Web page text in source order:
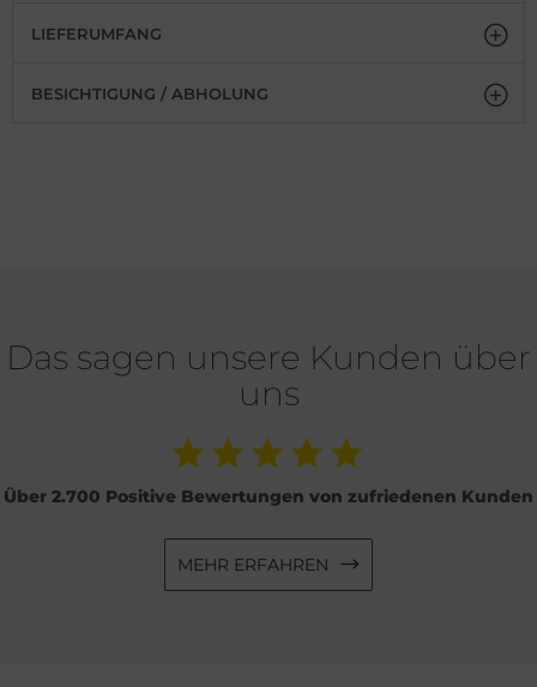
LIEFERUMFANG
BESICHTIGUNG / ABHOLUNG
Das sagen unsere Kunden über
uns
Über 2.700 Positive Bewertungen von zufriedenen Kunden
MEHR ERFAHREN